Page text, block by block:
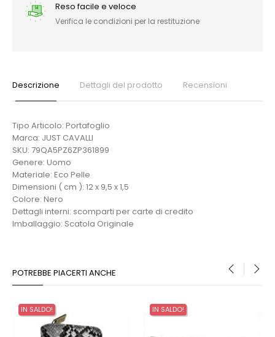
Reso facile e veloce
Verifica le condizioni per la restituzione
Descrizione Dettagli del prodotto Recensioni
Tipo Articolo: Portafoglio
Marca: JUST CAVALLI
SKU: 79QA5PZ6ZP361899
Genere: Uomo
Materiale: Eco Pelle
Dimensioni ( cm ): 12 x 9,5 x 1,5
Colore: Nero
Dettagli interni: scomparti per carte di credito
Imballaggio: Scatola Originale
POTREBBE PIACERTI ANCHE
IN SALDO! IN SALDO!